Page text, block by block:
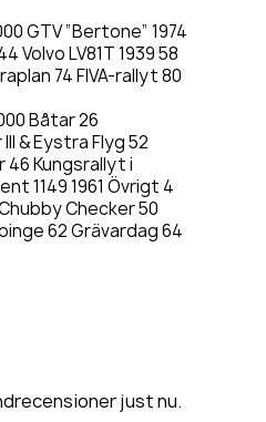
GTV ”Bertone” 1974
Volvo LV81T 1939 58
74 FIVA-rallyt 80
Båtar 26
& Eystra Flyg 52
46 Kungsrallyt i
1149 1961 Övrigt 4
Checker 50
62 Grävardag 64
just nu.